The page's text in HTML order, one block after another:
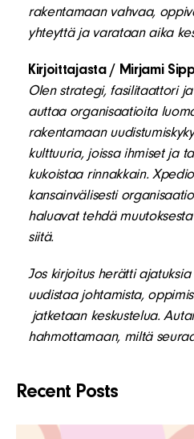
rakentamaan vahvaa,
yhteyttä ja varataan aika
Kirjoittajasta / Mirjami
Olen strategi, fasilitaattori
auttaa organisaatioita
rakentamaan
kulttuuria, joissa ihmiset ja
kukoistaa rinnakkain.
kansainvälisesti
haluavat tehdä
siitä.
Jos kirjoitus herätti
uudistaa johtamista,
jatketaan keskustelua.
hahmottamaan, miltä
Recent Posts